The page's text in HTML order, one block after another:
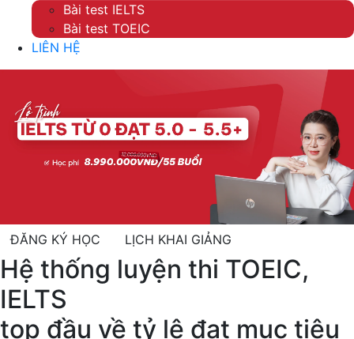
Bài test IELTS
Bài test TOEIC
LIÊN HỆ
ĐĂNG KÝ HỌC LỊCH KHAI GIẢNG
Hệ thống luyện thi TOEIC,
IELTS
top đầu về tỷ lệ đạt mục tiêu